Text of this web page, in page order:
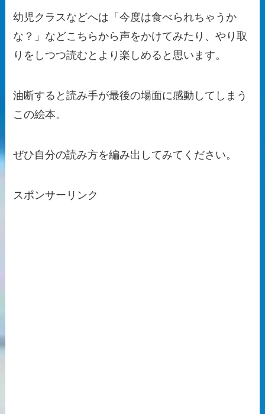
幼児クラスなどへは「今度は食べられちゃうか
な？」などこちらから声をかけてみたり、やり取
りをしつつ読むとより楽しめると思います。
油断すると読み手が最後の場面に感動してしまう
この絵本。
ぜひ自分の読み方を編み出してみてください。
スポンサーリンク